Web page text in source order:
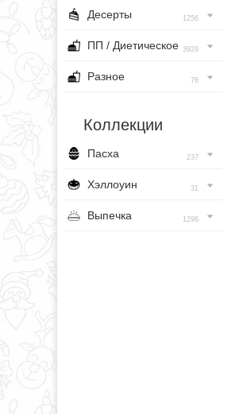
Десерты 1256
ПП / Диетическое 3929
Разное 76
Коллекции
Пасха 237
Хэллоуин 31
Выпечка 1296